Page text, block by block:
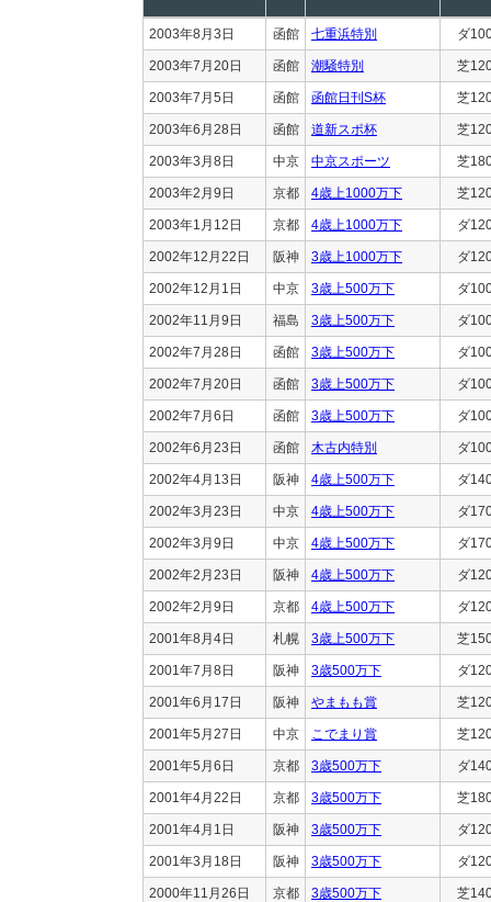
2003年8月3日 函館 七重浜特別 ダ
2003年7月20日 函館 潮騒特別 芝
2003年7月5日 函館 函館日刊S杯 芝
2003年6月28日 函館 道新スポ杯 芝
2003年3月8日 中京 中京スポーツ 芝
2003年2月9日 京都 4歳上1000万下 芝
2003年1月12日 京都 4歳上1000万下 ダ
2002年12月22日 阪神 3歳上1000万下 ダ
2002年12月1日 中京 3歳上500万下 ダ
2002年11月9日 福島 3歳上500万下 ダ
2002年7月28日 函館 3歳上500万下 ダ
2002年7月20日 函館 3歳上500万下 ダ
2002年7月6日 函館 3歳上500万下 ダ
2002年6月23日 函館 木古内特別 ダ
2002年4月13日 阪神 4歳上500万下 ダ
2002年3月23日 中京 4歳上500万下 ダ
2002年3月9日 中京 4歳上500万下 ダ
2002年2月23日 阪神 4歳上500万下 ダ
2002年2月9日 京都 4歳上500万下 ダ
2001年8月4日 札幌 3歳上500万下 芝
2001年7月8日 阪神 3歳500万下 ダ
2001年6月17日 阪神 やまもも賞 芝
2001年5月27日 中京 こでまり賞 芝
2001年5月6日 京都 3歳500万下 ダ
2001年4月22日 京都 3歳500万下 芝
2001年4月1日 阪神 3歳500万下 ダ
2001年3月18日 阪神 3歳500万下 ダ
2000年11月26日 京都 3歳500万下 芝